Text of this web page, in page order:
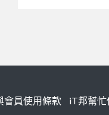
會員使用條款 iT邦幫忙